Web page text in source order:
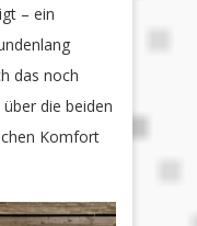
– ein
das noch
die beiden
Komfort